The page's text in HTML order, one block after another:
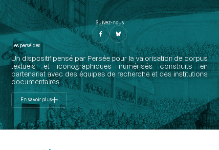
Suivez-nous
Les perséides
Un dispositif pensé par Persée pour la valorisation de corpus
textuels et iconographiques numérisés construits en
partenariat avec des équipes de recherche et des institutions
documentaires.
En savoir plus